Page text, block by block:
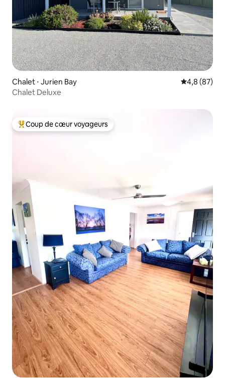
Chalet ⋅ Jurien Bay Évaluation
4,8 (87)
Chalet Deluxe
Coups de cœur voyageurs les plus appréciés
Coup de cœur voyageurs